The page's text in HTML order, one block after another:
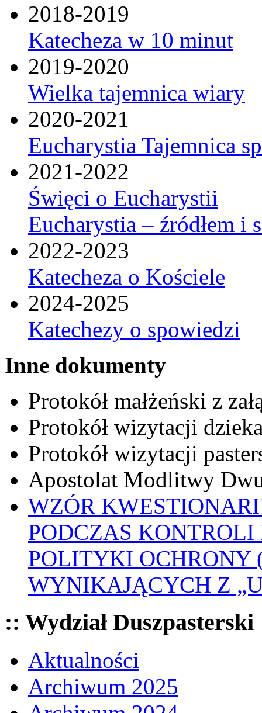
2018-2019
Katecheza w 10 minut
2019-2020
Wielka tajemnica wiary
2020-2021
Eucharystia Tajemnica
2021-2022
Święci o Eucharystii
Eucharystia – źródłem i
2022-2023
Katecheza o Kościele
2024-2025
Katechezy o spowiedzi
Inne dokumenty
Protokół małżeński z
Protokół wizytacji
Protokół wizytacji
Apostolat Modlitwy
WZÓR
PODCZAS
POLITYKI OCHRONY
WYNIKAJĄCYCH Z
:: Wydział Duszpasterski
Aktualności
Archiwum 2025